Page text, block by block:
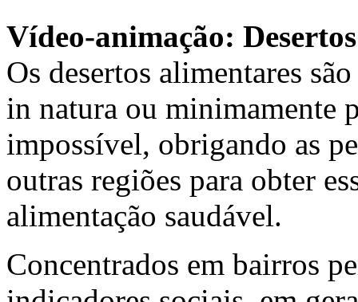
Vídeo-animação:
Os desertos alimentares
in natura ou minimamente
impossível, obrigando as
outras regiões para obter
alimentação saudável.
Concentrados em bairros